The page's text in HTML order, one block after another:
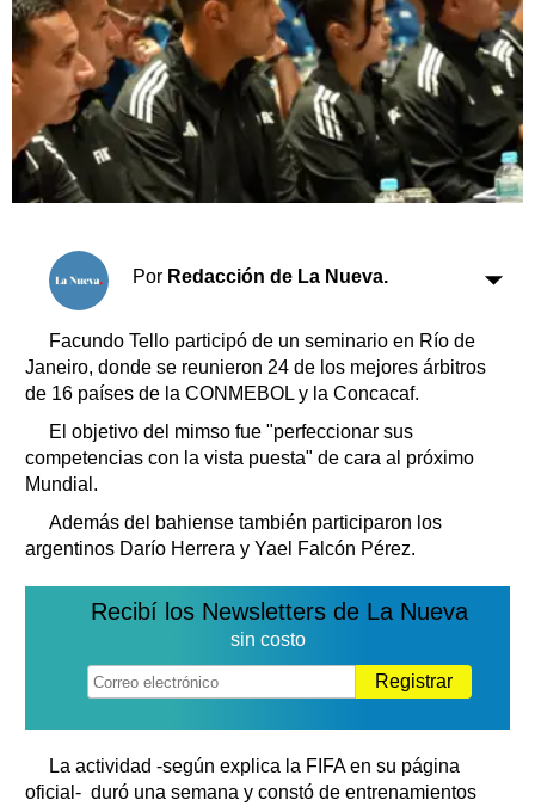
Sociedad y tiempo
libre
Sociedad
Tecnología
Turismo
Salud
Es viral
El tiempo
Fúnebres
Clasificados
Suplementos
Servicios
Farmacias
Transportes
Loterías
Fúnebres
Edictos
Por Redacción de La Nueva.
Facundo Tello participó de un seminario en Río de
Janeiro, donde se reunieron 24 de los mejores árbitros
de 16 países de la CONMEBOL y la Concacaf.
El objetivo del mimso fue "perfeccionar sus
competencias con la vista puesta" de cara al próximo
Mundial.
Además del bahiense también participaron los
argentinos Darío Herrera y Yael Falcón Pérez.
Recibí los Newsletters de La Nueva
sin costo
Registrar
La actividad -según explica la FIFA en su página
oficial- duró una semana y constó de entrenamientos